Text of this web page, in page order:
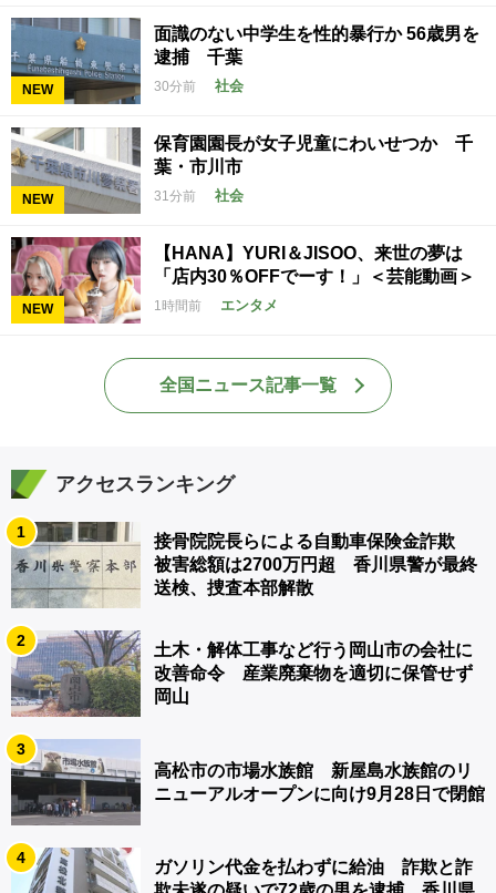
NEW
面識のない中学生を性的暴行か 56歳男を
逮捕 千葉
30分前 社会
NEW
保育園園長が女子児童にわいせつか 千
葉・市川市
31分前 社会
NEW
【HANA】YURI＆JISOO、来世の夢は
「店内30％OFFでーす！」＜芸能動画＞
1時間前 エンタメ
全国ニュース記事一覧
アクセスランキング
1
接骨院院長らによる自動車保険金詐欺
被害総額は2700万円超 香川県警が最終
送検、捜査本部解散
2
土木・解体工事など行う岡山市の会社に
改善命令 産業廃棄物を適切に保管せず
岡山
3
高松市の市場水族館 新屋島水族館のリ
ニューアルオープンに向け9月28日で閉館
4
ガソリン代金を払わずに給油 詐欺と詐